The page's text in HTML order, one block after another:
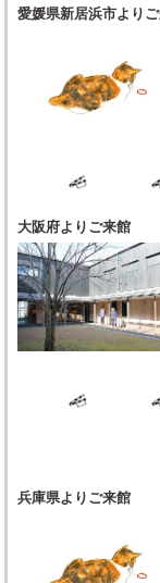
愛媛県新居浜市より
大阪府よりご来館
兵庫県よりご来館